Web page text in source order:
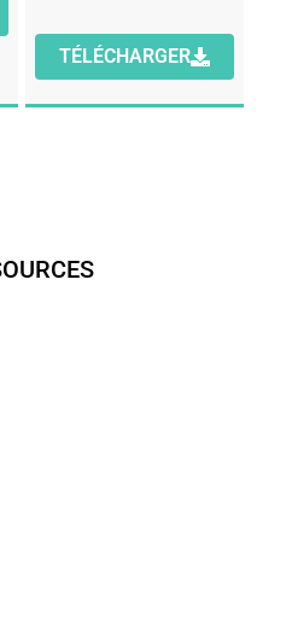
TÉLÉCHARGER